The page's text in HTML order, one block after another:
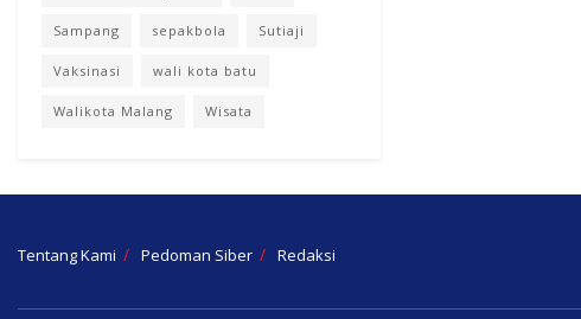
Sampang sepakbola Sutiaji
Vaksinasi wali kota batu
Walikota Malang Wisata
Tentang Kami Pedoman Siber Redaksi